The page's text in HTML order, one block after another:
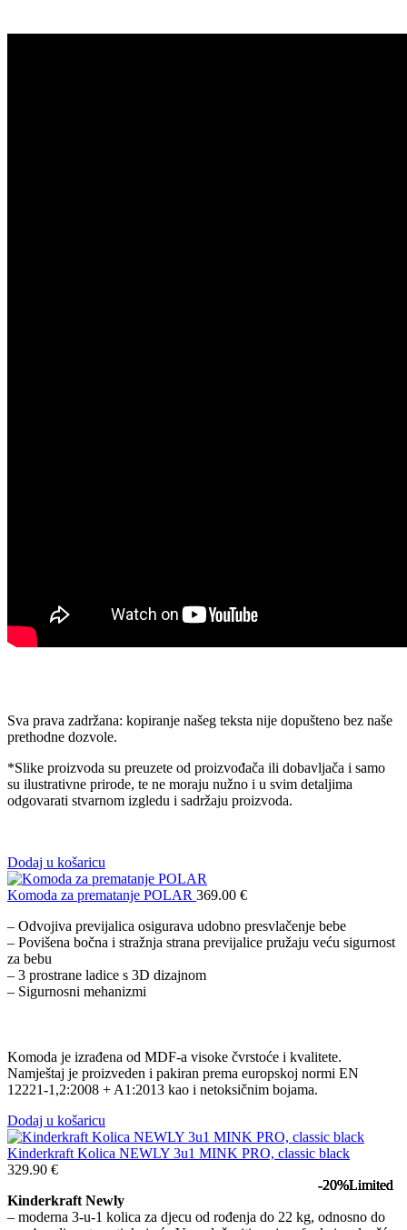
-20%Limited
-20%Limited
Sva prava zadržana: kopiranje našeg teksta nije dopušteno bez naše
prethodne dozvole.
*Slike proizvoda su preuzete od proizvođača ili dobavljača i samo
su ilustrativne prirode, te ne moraju nužno i u svim detaljima
odgovarati stvarnom izgledu i sadržaju proizvoda.
Dodaj u košaricu
Komoda za prematanje POLAR 369.00 €
– Odvojiva previjalica osigurava udobno presvlačenje bebe
– Povišena bočna i stražnja strana previjalice pružaju veću sigurnost
za bebu
– 3 prostrane ladice s 3D dizajnom
– Sigurnosni mehanizmi
Komoda je izrađena od MDF-a visoke čvrstoće i kvalitete.
Namještaj je proizveden i pakiran prema europskoj normi EN
12221-1,2:2008 + A1:2013 kao i netoksičnim bojama.
Dodaj u košaricu
Kinderkraft Kolica NEWLY 3u1 MINK PRO, classic black
329.90 €
Kinderkraft Newly
– moderna 3-u-1 kolica za djecu od rođenja do 22 kg, odnosno do
-20%Limited
-20%Limited